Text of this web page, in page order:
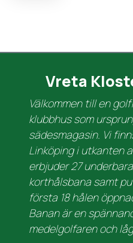
Vreta
Välkommen till en
klubbhus som
sädesmagasin. Vi
Linköping i utkanten
erbjuder 27
korthålsbana samt
första 18 hålen
Banan är en
medelgolfaren och